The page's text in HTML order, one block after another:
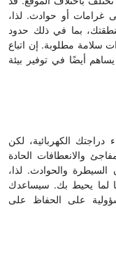
غرامات أو حوادث. لذا،
بما في ذلك حدود
سلامة مطلوبة. إن اتباع
أيضًا في توفير بيئة
الكهربائية، لكن
والانعطافات الحادة
السيطرة والحوادث. لذا،
لما يحيط بك. سيساعدك
على الحفاظ على